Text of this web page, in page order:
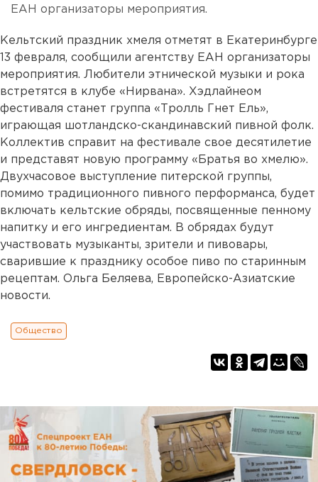
ЕАН организаторы мероприятия.
Кельтский праздник хмеля отметят в Екатеринбурге
13 февраля, сообщили агентству ЕАН организаторы
мероприятия. Любители этнической музыки и рока
встретятся в клубе «Нирвана». Хэдлайнеом
фестиваля станет группа «Тролль Гнет Ель»,
играющая шотландско-скандинавский пивной фолк.
Коллектив справит на фестивале свое десятилетие
и представят новую программу «Братья во хмелю».
Двухчасовое выступление питерской группы,
помимо традиционного пивного перформанса, будет
включать кельтские обряды, посвященные пенному
напитку и его ингредиентам. В обрядах будут
участвовать музыканты, зрители и пивовары,
сварившие к празднику особое пиво по старинным
рецептам. Ольга Беляева, Европейско-Азиатские
новости.
Общество